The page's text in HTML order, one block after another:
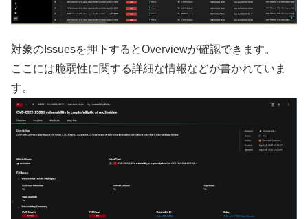
対象のIssuesを押下するとOverviewが確認できます。
ここには脆弱性に関する詳細な情報などが書かれていま
す。